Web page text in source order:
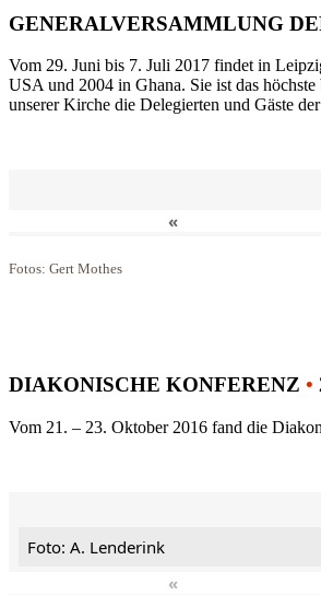
GENERALVERSAMMLUNG
Vom 29. Juni bis 7. Juli 2017 findet in
USA und 2004 in Ghana. Sie ist das
unserer Kirche die Delegierten und Gäste
«
Fotos: Gert Mothes
DIAKONISCHE KONFERENZ •
Vom 21. – 23. Oktober 2016 fand die
Foto: A. Lenderink
«